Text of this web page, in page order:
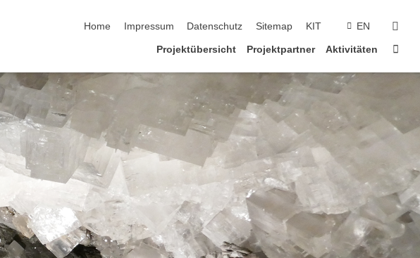
Home
Impressum Datenschutz Sitemap KIT EN
Projektübersicht Projektpartner Aktivitäten